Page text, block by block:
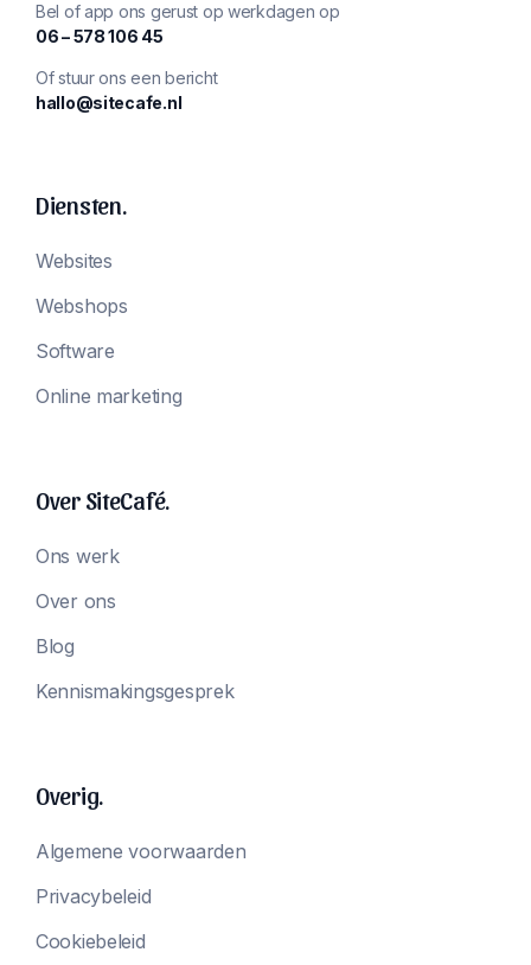
Bel of app ons gerust op werkdagen op
‪06 – 578 106 45‬
Of stuur ons een bericht
hallo@sitecafe.nl
Diensten.
Websites
Webshops
Software
Online marketing
Over SiteCafé.
Ons werk
Over ons
Blog
Kennismakingsgesprek
Overig.
Algemene voorwaarden
Privacybeleid
Cookiebeleid